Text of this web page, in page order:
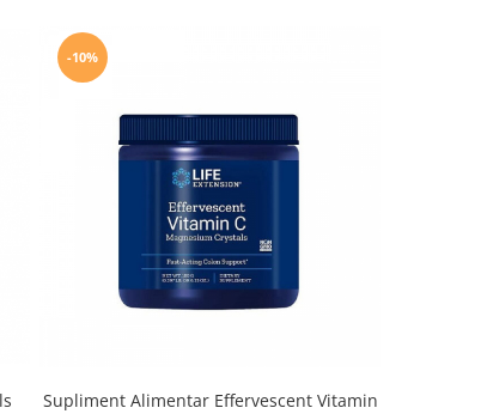
-10%
Supliment Alimentar Effervescent Vitamin